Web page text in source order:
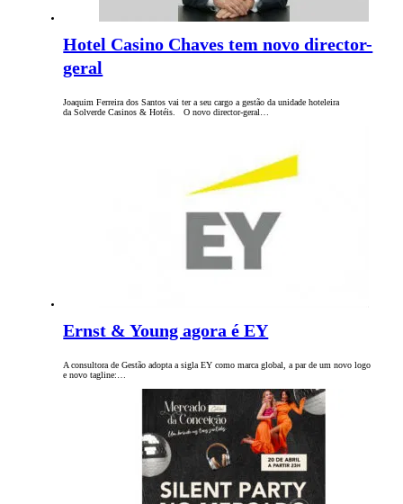
Hotel Casino Chaves tem novo director-
geral
Joaquim Ferreira dos Santos vai ter a seu cargo a gestão da unidade hoteleira
da Solverde Casinos & Hotéis. O novo director-geral…
Ernst & Young agora é EY
A consultora de Gestão adopta a sigla EY como marca global, a par de um novo logo
e novo tagline:…